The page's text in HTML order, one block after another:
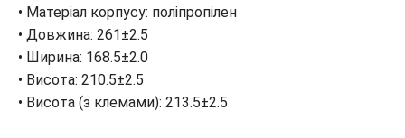
• Матеріал корпусу: поліпропілен
• Довжина: 261±2.5
• Ширина: 168.5±2.0
• Висота: 210.5±2.5
• Висота (з клемами): 213.5±2.5